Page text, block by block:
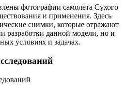
фотографии самолета Сухого
и применения. Здесь
снимки, которые отражают
разработки данной модели, но и
условиях и задачах.